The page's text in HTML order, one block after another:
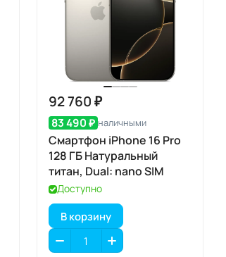
92 760 ₽
83 490 ₽ наличными
Смартфон iPhone 16 Pro
128 ГБ Натуральный
титан, Dual: nano SIM
Доступно
В корзину